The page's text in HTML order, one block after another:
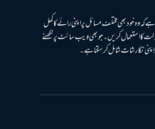
کہ وہ خود بھی مختلف مسائل پر اپنی رائے کا کھل
کا استعمال کریں۔ جو بھی ویب سائٹ پر لکھنے
اپنی نگارشات شامل کرسکتا ہے۔